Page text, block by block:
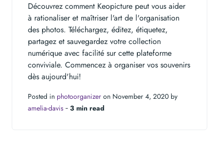
Découvrez comment Keopicture peut vous aider
à rationaliser et maîtriser l'art de l'organisation
des photos. Téléchargez, éditez, étiquetez,
partagez et sauvegardez votre collection
numérique avec facilité sur cette plateforme
conviviale. Commencez à organiser vos souvenirs
dès aujourd'hui!
Posted in photoorganizer on November 4, 2020 by
amelia-davis ‐ 3 min read